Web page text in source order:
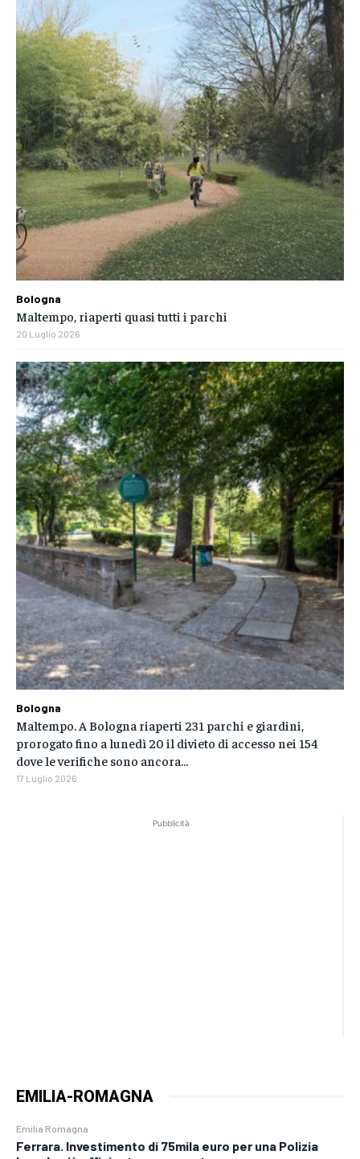
Pubblicità
EMILIA-ROMAGNA
Emilia Romagna
Ferrara. Investimento di 75mila euro per una Polizia
Bologna
Maltempo, riaperti quasi tutti i parchi
20 Luglio 2026
Bologna
Maltempo. A Bologna riaperti 231 parchi e giardini,
prorogato fino a lunedì 20 il divieto di accesso nei 154
dove le verifiche sono ancora...
17 Luglio 2026